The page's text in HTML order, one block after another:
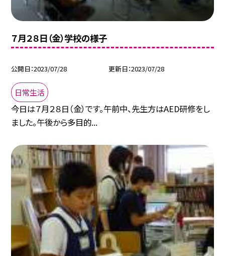
７月２８日（金）学校の様子
公開日 2023/07/28 更新日 2023/07/28
日常生活
今日は７月２８日（金）です。午前中、先生方はAED研修をし
ました。午後から多目的...